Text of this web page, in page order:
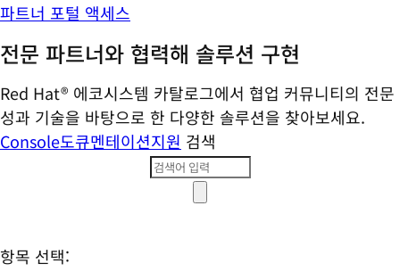
파트너 포털 액세스
전문 파트너와 협력해 솔루션 구현
Red Hat® 에코시스템 카탈로그에서 협업 커뮤니티의 전문
성과 기술을 바탕으로 한 다양한 솔루션을 찾아보세요.
Console도큐멘테이션지원 검색
항목 선택: